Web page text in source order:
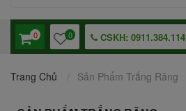
0 0 CSKH: 0911.384.114
Trang Chủ Sản Phẩm Trắng Răng